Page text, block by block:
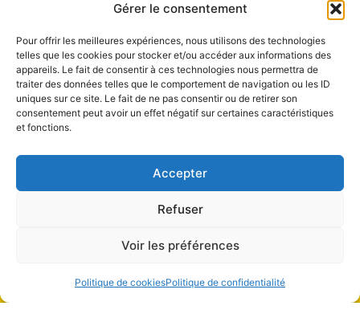
Gérer le consentement
Pour offrir les meilleures expériences, nous utilisons des technologies
telles que les cookies pour stocker et/ou accéder aux informations des
appareils. Le fait de consentir à ces technologies nous permettra de
traiter des données telles que le comportement de navigation ou les ID
uniques sur ce site. Le fait de ne pas consentir ou de retirer son
consentement peut avoir un effet négatif sur certaines caractéristiques
et fonctions.
Accepter
Refuser
Voir les préférences
Politique de cookiesPolitique de confidentialité
Institut Liang Shen de Médecine chinoise
Boulevard de la Tour 4